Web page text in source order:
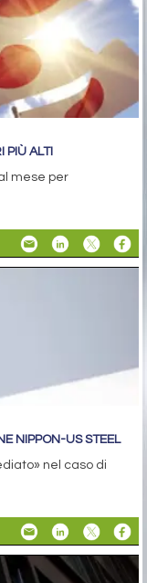
PIÙ ALTI
mese per
NIPPON-US STEEL
nel caso di